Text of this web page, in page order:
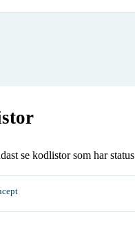
se kodlistor som har status